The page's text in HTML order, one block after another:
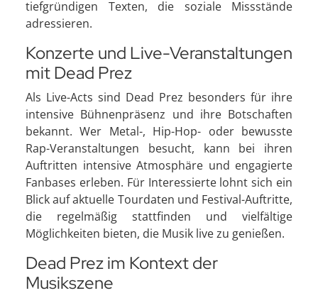
tiefgründigen Texten, die soziale Missstände
adressieren.
Konzerte und Live-Veranstaltungen
mit Dead Prez
Als Live-Acts sind Dead Prez besonders für ihre
intensive Bühnenpräsenz und ihre Botschaften
bekannt. Wer Metal-, Hip-Hop- oder bewusste
Rap-Veranstaltungen besucht, kann bei ihren
Auftritten intensive Atmosphäre und engagierte
Fanbases erleben. Für Interessierte lohnt sich ein
Blick auf aktuelle Tourdaten und Festival-Auftritte,
die regelmäßig stattfinden und vielfältige
Möglichkeiten bieten, die Musik live zu genießen.
Dead Prez im Kontext der
Musikszene